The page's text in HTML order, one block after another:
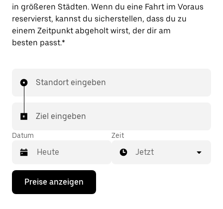
in größeren Städten. Wenn du eine Fahrt im Voraus
reservierst, kannst du sicherstellen, dass du zu
einem Zeitpunkt abgeholt wirst, der dir am
besten passt.*
Standort eingeben
Ziel eingeben
Datum
Drücke
Nach-
Zeit
Jetzt
Preise anzeigen